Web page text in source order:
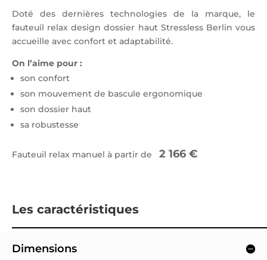
Doté des dernières technologies de la marque, le
fauteuil relax design dossier haut Stressless Berlin vous
accueille avec confort et adaptabilité.
On l’aime pour :
son confort
son mouvement de bascule ergonomique
son dossier haut
sa robustesse
Fauteuil relax manuel à partir de 2 166 €
Les caractéristiques
Dimensions